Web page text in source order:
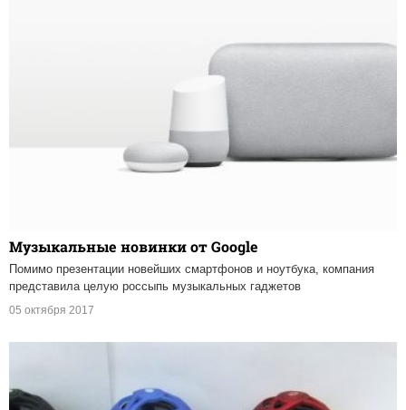
Музыкальные новинки от Google
Помимо презентации новейших смартфонов и ноутбука, компания
представила целую россыпь музыкальных гаджетов
05 октября 2017